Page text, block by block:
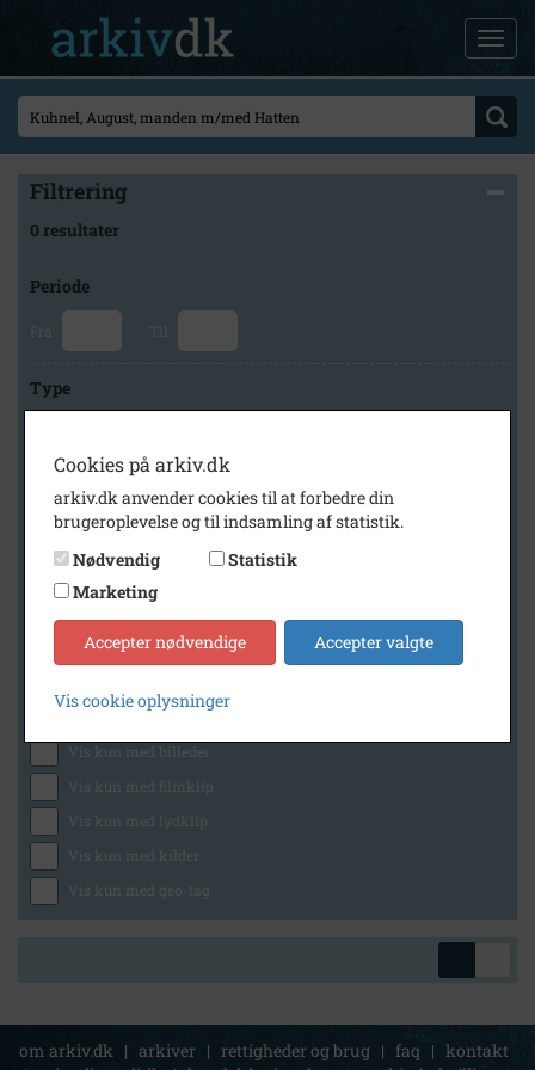
Filtrering
0 resultater
Periode
Fra Til
Type
Arkiv
Stevns Lokalhistoriske Arkiv
Generelt
Vis kun med billeder
Vis kun med filmklip
Vis kun med lydklip
Vis kun med kilder
Vis kun med geo-tag
om arkiv.dk | arkiver | rettigheder og brug | faq | kontakt
Cookies på arkiv.dk
arkiv.dk anvender cookies til at forbedre din
brugeroplevelse og til indsamling af statistik.
Nødvendig
Statistik
Marketing
Accepter nødvendige Accepter valgte
Vis cookie oplysninger